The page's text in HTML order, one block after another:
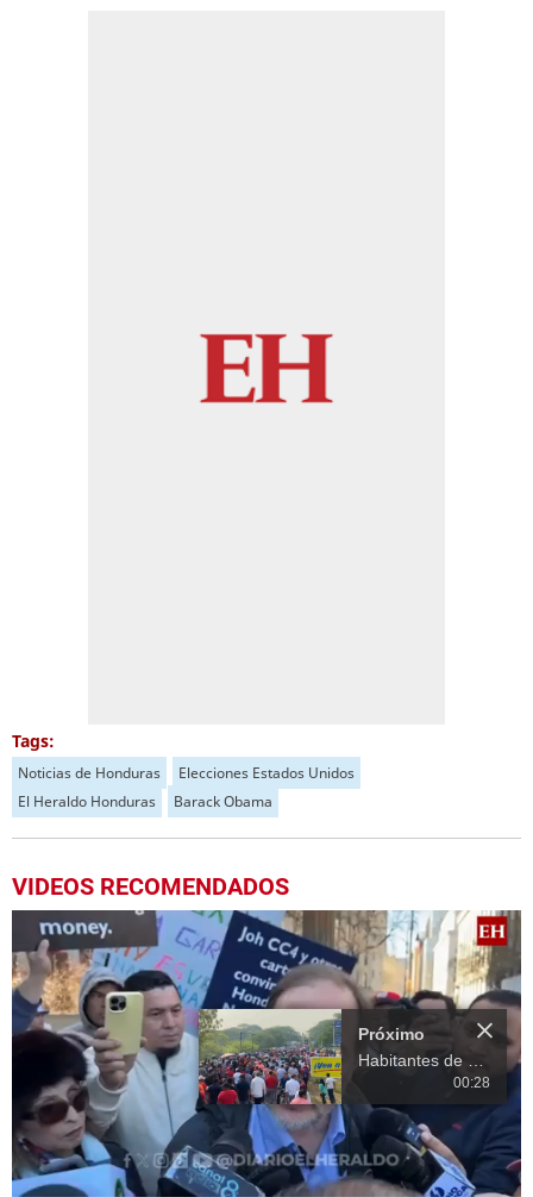
Tags:
Noticias de Honduras
Elecciones Estados Unidos
El Heraldo Honduras
Barack Obama
VIDEOS RECOMENDADOS
Próximo
00:28